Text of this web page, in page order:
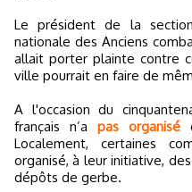
Le président de la
nationale des Anciens
allait porter plainte contre
ville pourrait en faire de
A l'occasion du
français n’a pas organisé
Localement, certaines
organisé, à leur initiative,
dépôts de gerbe.